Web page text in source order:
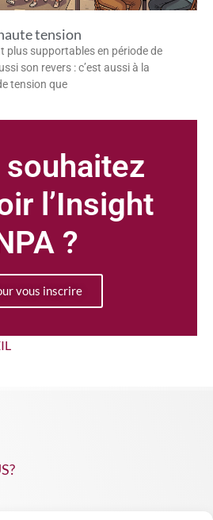
tension
plus supportables en période de
son revers : c’est aussi à la
tension que
l’Insight
?
vous inscrire